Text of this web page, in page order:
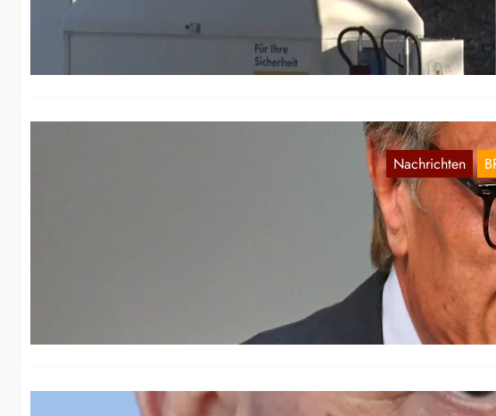
Während
bei denjenigen
Öl…
Nachrichten
Junkies im
Aug. 4, 2026
Das
wieder vor. Volker
mit Crystal Meth…